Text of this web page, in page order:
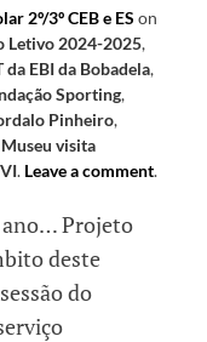
2º/3º CEB e ES on
Letivo 2024-2025,
da EBI da Bobadela,
Sporting,
Pinheiro,
visita
. Leave a comment.
ano… Projeto
deste
do